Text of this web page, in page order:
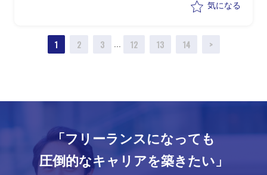
気になる
1 2 3 ... 12 13 14 >
「フリーランスになっても
圧倒的なキャリアを築きたい」